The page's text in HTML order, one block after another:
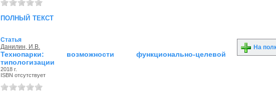
полный текст
Статья
Данилин, И.В.
Технопарки: возможности функционально-целевой
типологизации
2018 г.
ISBN отсутствует
На